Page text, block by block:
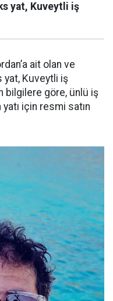
yat, Kuveytli iş
ait olan ve
yat, Kuveytli iş
bilgilere göre, ünlü iş
yatı için resmi satın